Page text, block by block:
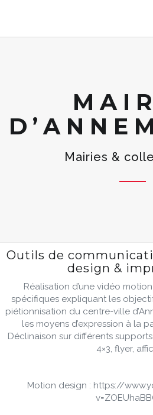
Mairies &
Outils de
design &
Réalisation d’une vidéo
spécifiques expliquant les
piétionnisation du centre-ville
les moyens d’expression à la
Déclinaison sur différents
4×3, flyer,
Motion design : https://